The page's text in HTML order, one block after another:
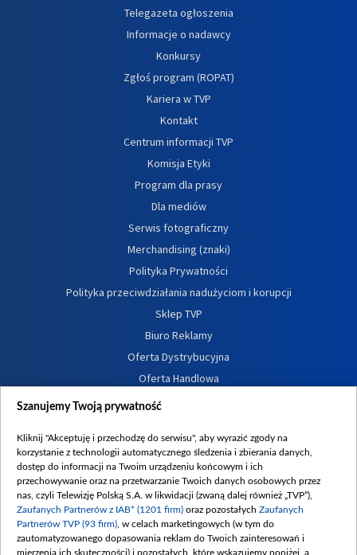
Telegazeta ogłoszenia
Informacje o nadawcy
Konkursy
Zgłoś program (ROPAT)
Kariera w TVP
Kontakt
Centrum informacji TVP
Komisja Etyki
Program dla prasy
Dla mediów
Serwis fotograficzny
Merchandising (znaki)
Polityka Prywatności
Polityka przeciwdziałania nadużyciom i korupcji
Sklep TVP
Biuro Reklamy
Oferta Dystrybucyjna
Oferta Handlowa
Dostępność
Procedura zgłoszeń wewnętrznych
Szanujemy Twoją prywatność
Kliknij "Akceptuję i przechodzę do serwisu", aby wyrazić zgody na
korzystanie z technologii automatycznego śledzenia i zbierania danych,
dostęp do informacji na Twoim urządzeniu końcowym i ich
przechowywanie oraz na przetwarzanie Twoich danych osobowych przez
nas, czyli Telewizję Polską S.A. w likwidacji (zwaną dalej również „TVP”),
Zaufanych Partnerów z IAB* (1201 firm) oraz pozostałych Zaufanych
Partnerów TVP (93 firm) , w celach marketingowych (w tym do
zautomatyzowanego dopasowania reklam do Twoich zainteresowań i
mierzenia ich skuteczności) i pozostałych, które wskazujemy poniżej, a